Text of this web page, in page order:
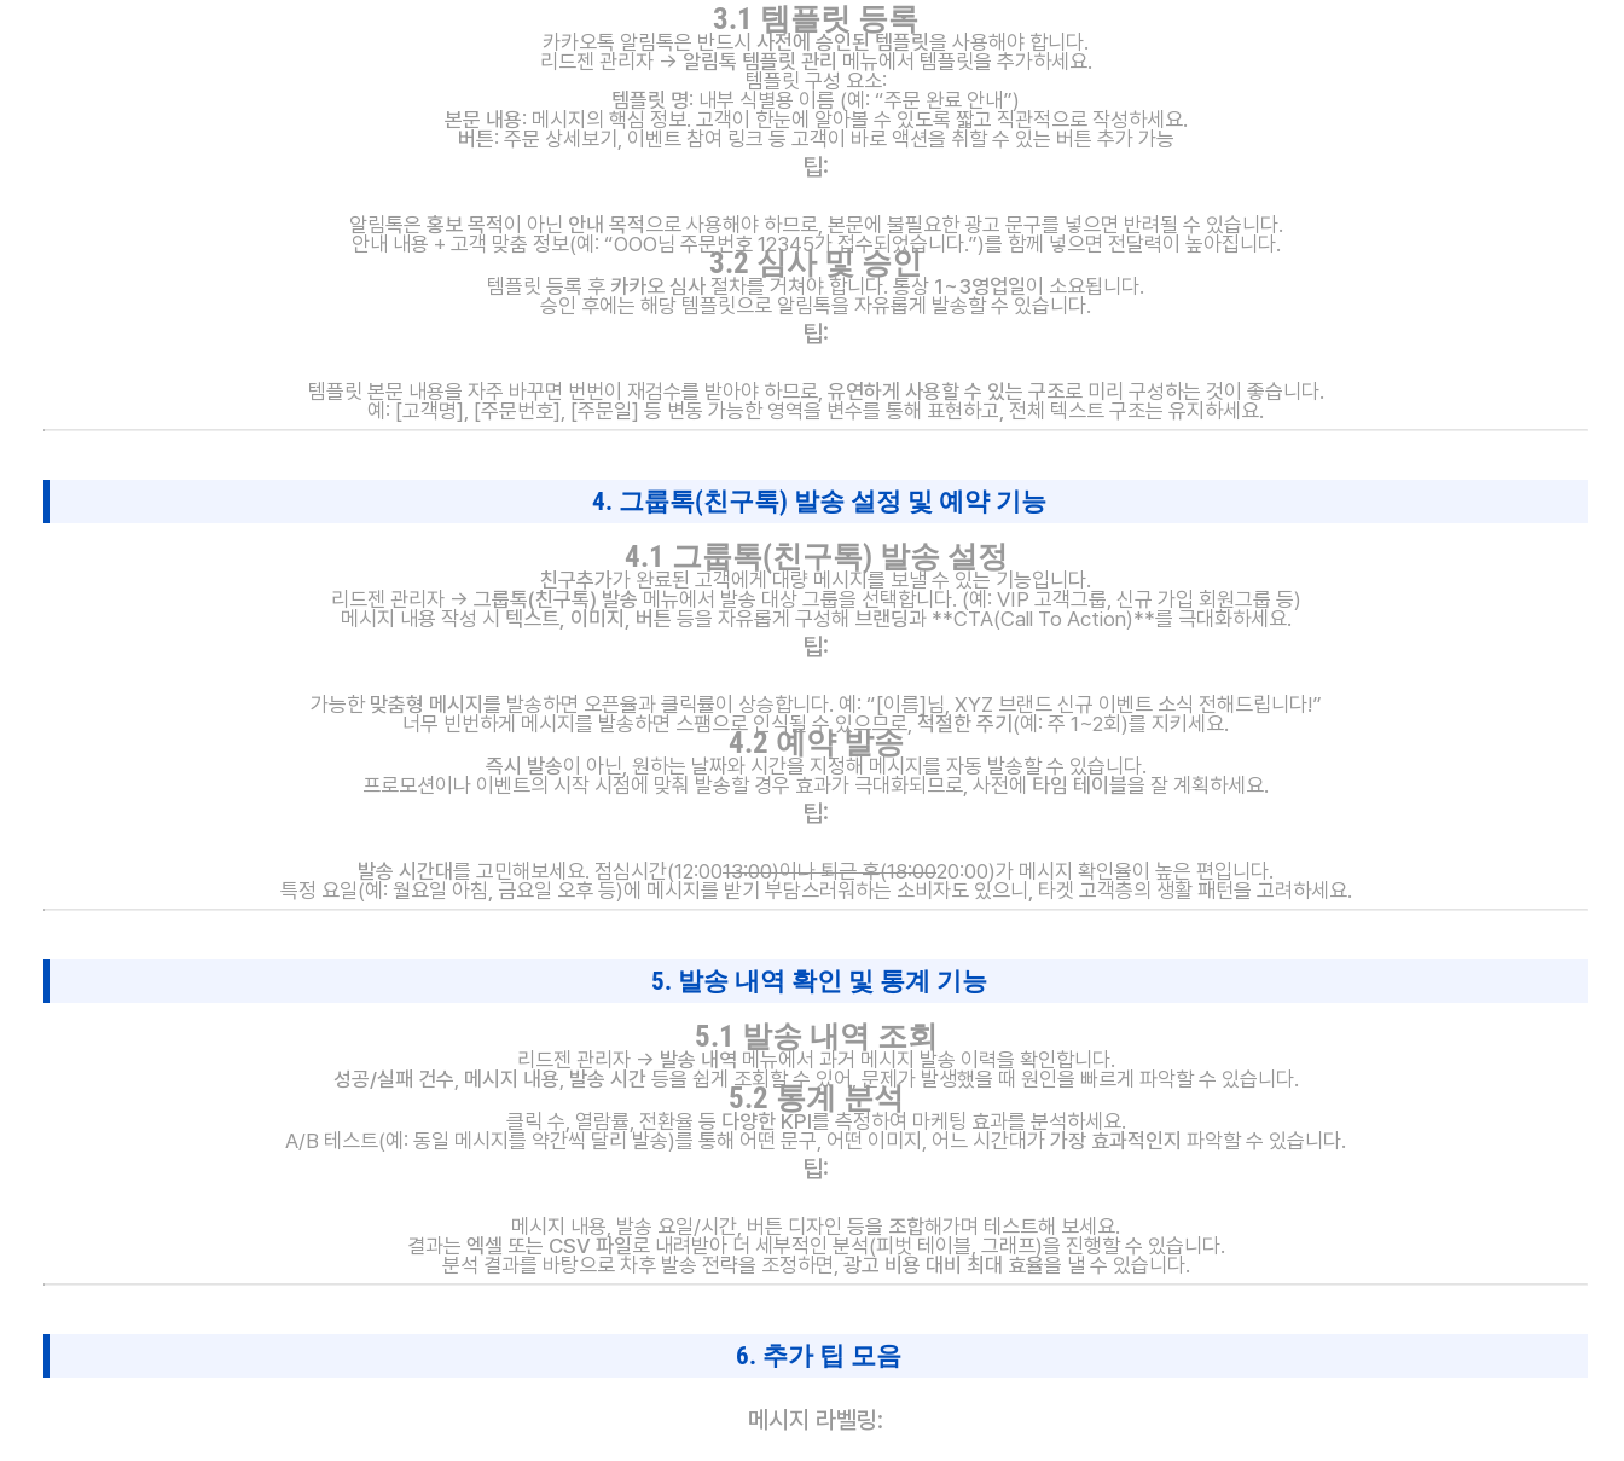
3.1 템플릿 등록
카카오톡 알림톡은 반드시 사전에 승인된 템플릿을 사용해야 합니다.
리드젠 관리자 → 알림톡 템플릿 관리 메뉴에서 템플릿을 추가하세요.
템플릿 구성 요소:
템플릿 명: 내부 식별용 이름 (예: “주문 완료 안내”)
본문 내용: 메시지의 핵심 정보. 고객이 한눈에 알아볼 수 있도록 짧고 직관적으로 작성하세요.
버튼: 주문 상세보기, 이벤트 참여 링크 등 고객이 바로 액션을 취할 수 있는 버튼 추가 가능
팁:
알림톡은 홍보 목적이 아닌 안내 목적으로 사용해야 하므로, 본문에 불필요한 광고 문구를 넣으면 반려될 수 있습니다.
안내 내용 + 고객 맞춤 정보(예: “OOO님 주문번호 12345가 접수되었습니다.”)를 함께 넣으면 전달력이 높아집니다.
3.2 심사 및 승인
템플릿 등록 후 카카오 심사 절차를 거쳐야 합니다. 통상 1~3영업일이 소요됩니다.
승인 후에는 해당 템플릿으로 알림톡을 자유롭게 발송할 수 있습니다.
팁:
템플릿 본문 내용을 자주 바꾸면 번번이 재검수를 받아야 하므로, 유연하게 사용할 수 있는 구조로 미리 구성하는 것이 좋습니다.
예: [고객명], [주문번호], [주문일] 등 변동 가능한 영역을 변수를 통해 표현하고, 전체 텍스트 구조는 유지하세요.
4. 그룹톡(친구톡) 발송 설정 및 예약 기능
4.1 그룹톡(친구톡) 발송 설정
친구추가가 완료된 고객에게 대량 메시지를 보낼 수 있는 기능입니다.
리드젠 관리자 → 그룹톡(친구톡) 발송 메뉴에서 발송 대상 그룹을 선택합니다. (예: VIP 고객그룹, 신규 가입 회원그룹 등)
메시지 내용 작성 시 텍스트, 이미지, 버튼 등을 자유롭게 구성해 브랜딩과 **CTA(Call To Action)**를 극대화하세요.
팁:
가능한 맞춤형 메시지 를 발송하면 오픈율과 클릭률이 상승합니다. 예: “[이름]님, XYZ 브랜드 신규 이벤트 소식 전해드립니다!”
너무 빈번하게 메시지를 발송하면 스팸으로 인식될 수 있으므로, 적절한 주기 (예: 주 1~2회)를 지키세요.
4.2 예약 발송
즉시 발송이 아닌, 원하는 날짜와 시간을 지정해 메시지를 자동 발송할 수 있습니다.
프로모션이나 이벤트의 시작 시점에 맞춰 발송할 경우 효과가 극대화되므로, 사전에 타임 테이블을 잘 계획하세요.
팁:
발송 시간대를 고민해보세요. 점심시간(12:0013:00)이나 퇴근 후(18:0020:00)가 메시지 확인율이 높은 편입니다.
특정 요일(예: 월요일 아침, 금요일 오후 등)에 메시지를 받기 부담스러워하는 소비자도 있으니, 타겟 고객층의 생활 패턴을 고려하세요.
5. 발송 내역 확인 및 통계 기능
5.1 발송 내역 조회
리드젠 관리자 → 발송 내역 메뉴에서 과거 메시지 발송 이력을 확인합니다.
성공/실패 건수, 메시지 내용, 발송 시간 등을 쉽게 조회할 수 있어, 문제가 발생했을 때 원인을 빠르게 파악할 수 있습니다.
5.2 통계 분석
클릭 수, 열람률, 전환율 등 다양한 KPI를 측정하여 마케팅 효과를 분석하세요.
A/B 테스트(예: 동일 메시지를 약간씩 달리 발송)를 통해 어떤 문구, 어떤 이미지, 어느 시간대가 가장 효과적인지 파악할 수 있습니다.
팁:
메시지 내용, 발송 요일/시간, 버튼 디자인 등을 조합해가며 테스트해 보세요.
결과는 엑셀 또는 CSV 파일로 내려받아 더 세부적인 분석(피벗 테이블, 그래프)을 진행할 수 있습니다.
분석 결과를 바탕으로 차후 발송 전략을 조정하면, 광고 비용 대비 최대 효율을 낼 수 있습니다.
6. 추가 팁 모음
메시지 라벨링: